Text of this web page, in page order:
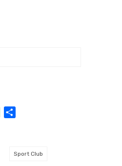
WhatsApp
Sport Club